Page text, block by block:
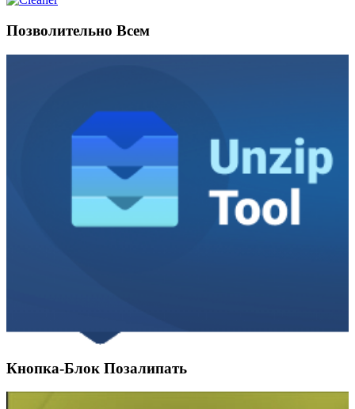
Позволительно Всем
Кнопка-Блок Позалипать